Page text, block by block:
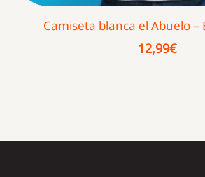
Camiseta blanca el Abuelo –
12,99€